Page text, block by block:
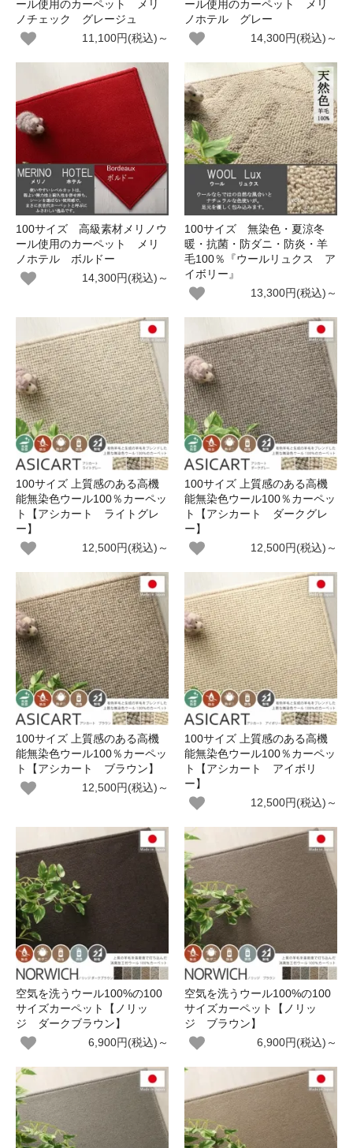
ール使用のカーペット メリ
ノチェック グレージュ
11,100円(税込)～
ール使用のカーペット メリ
ノホテル グレー
14,300円(税込)～
100サイズ 高級素材メリノウ
ール使用のカーペット メリ
ノホテル ボルドー
14,300円(税込)～
100サイズ 無染色・夏涼冬
暖・抗菌・防ダニ・防炎・羊
毛100％『ウールリュクス ア
イボリー』
13,300円(税込)～
100サイズ 上質感のある高機
能無染色ウール100％カーペッ
ト【アシカート ライトグレ
ー】
12,500円(税込)～
100サイズ 上質感のある高機
能無染色ウール100％カーペッ
ト【アシカート ダークグレ
ー】
12,500円(税込)～
100サイズ 上質感のある高機
能無染色ウール100％カーペッ
ト【アシカート ブラウン】
12,500円(税込)～
100サイズ 上質感のある高機
能無染色ウール100％カーペッ
ト【アシカート アイボリ
ー】
12,500円(税込)～
空気を洗うウール100%の100
サイズカーペット【ノリッ
ジ ダークブラウン】
6,900円(税込)～
空気を洗うウール100%の100
サイズカーペット【ノリッ
ジ ブラウン】
6,900円(税込)～